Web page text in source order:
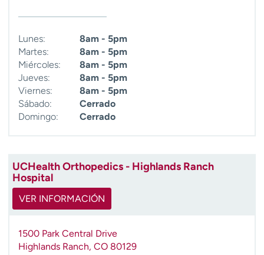
Lunes:
8am - 5pm
Martes:
8am - 5pm
Miércoles:
8am - 5pm
Jueves:
8am - 5pm
Viernes:
8am - 5pm
Sábado:
Cerrado
Domingo:
Cerrado
UCHealth Orthopedics - Highlands Ranch
Hospital
VER INFORMACIÓN
1500 Park Central Drive
Highlands Ranch, CO 80129